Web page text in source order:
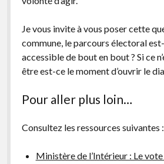
Je vous invite à vous poser cette
commune, le parcours électoral
accessible de bout en bout ? Si ce
être est-ce le moment d’ouvrir le
Pour aller plus loin…
Consultez les ressources suivantes :
Ministère de l’Intérieur : Le